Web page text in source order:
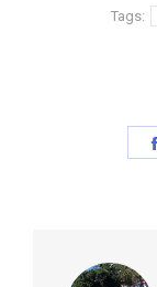
Tags: